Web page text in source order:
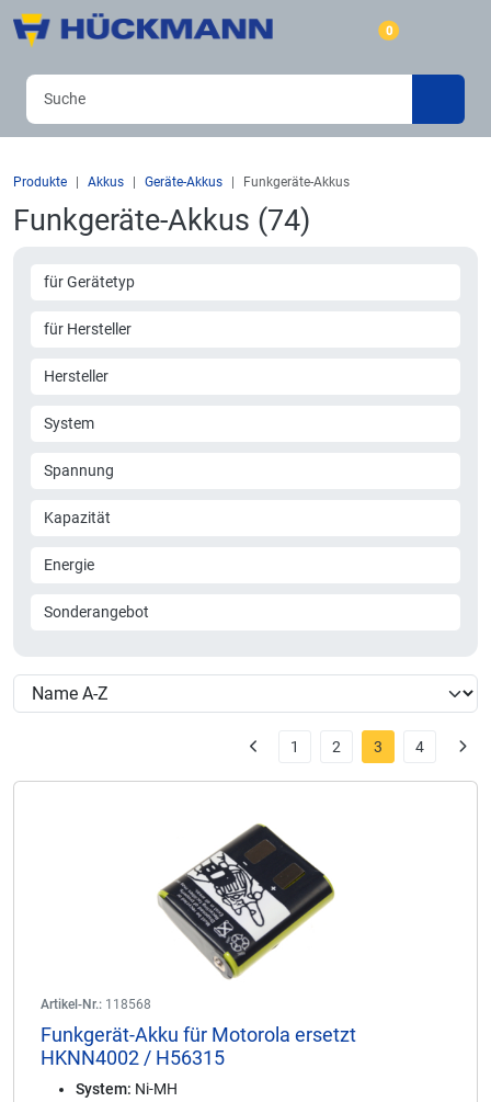
0
Produkte Akkus Geräte-Akkus Funkgeräte-Akkus
Funkgeräte-Akkus (74)
für Gerätetyp
für Hersteller
Hersteller
System
Spannung
Kapazität
Energie
Sonderangebot
1 2 3 4
Artikel-Nr.: 118568
Funkgerät-Akku für Motorola ersetzt
HKNN4002 / H56315
System: Ni-MH